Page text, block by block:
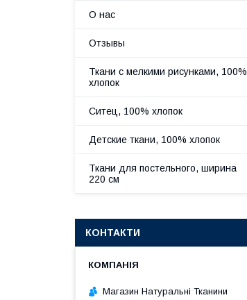
О нас
Отзывы
Ткани с мелкими рисунками, 100%
хлопок
Ситец, 100% хлопок
Детские ткани, 100% хлопок
Ткани для постельного, ширина
220 см
КОНТАКТИ
Магазин Натуральні Тканини